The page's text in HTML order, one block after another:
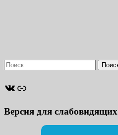
Найти:
ВКонтакте
Ссылка
Версия для слабовидящих